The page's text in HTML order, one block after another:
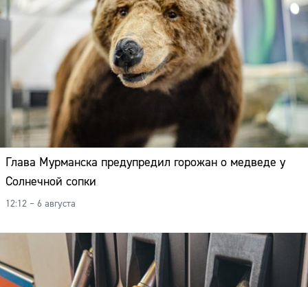
Глава Мурманска предупредил горожан о медведе у
Солнечной сопки
12:12 – 6 августа